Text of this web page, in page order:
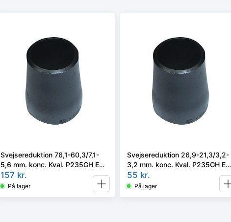
Svejsereduktion 76,1-60,3/7,1-
5,6 mm. konc. Kval. P235GH EN
10253-2/rk5, type B
157 kr.
På lager
Svejsereduktion 26,9-21,3/3,2-
3,2 mm. konc. Kval. P235GH EN
10253-2/rk4, type B.
55 kr.
På lager